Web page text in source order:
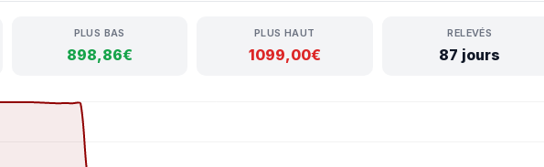
PLUS BAS
898,86€
PLUS HAUT
1099,00€
RELEVÉS
87 jours